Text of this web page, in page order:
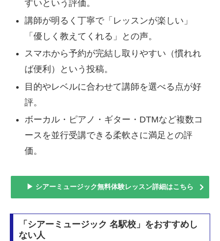
すいという評価。
講師が明るく丁寧で「レッスンが楽しい」
「優しく教えてくれる」との声。
スマホから予約が完結し取りやすい（慣れれ
ば便利）という投稿。
目的やレベルに合わせて講師を選べる点が好
評。
ボーカル・ピアノ・ギター・DTMなど複数コ
ースを並行受講できる柔軟さに満足との評
価。
▶ シアーミュージック無料体験レッスン詳細はこちら
「シアーミュージック 名駅校」をおすすめし
ない人